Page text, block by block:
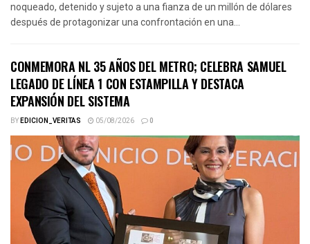
noqueado, detenido y sujeto a una fianza de un millón de dólares
después de protagonizar una confrontación en una...
CONMEMORA NL 35 AÑOS DEL METRO; CELEBRA SAMUEL
LEGADO DE LÍNEA 1 CON ESTAMPILLA Y DESTACA
EXPANSIÓN DEL SISTEMA
BYEDICION_VERITAS 05/08/2026 0